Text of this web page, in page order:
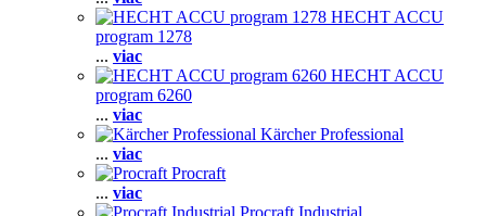
HECHT ACCU
program 1278
... viac
HECHT ACCU
program 6260
... viac
Kärcher Professional
... viac
Procraft
... viac
Procraft Industrial